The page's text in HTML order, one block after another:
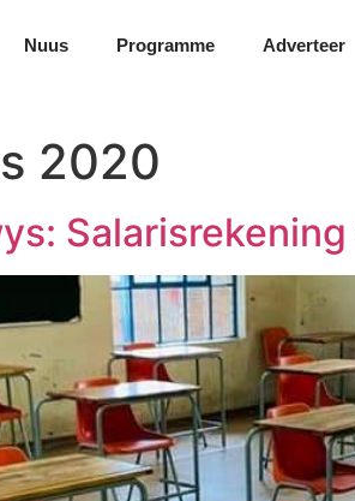
Nuus Programme Adverteer
2020